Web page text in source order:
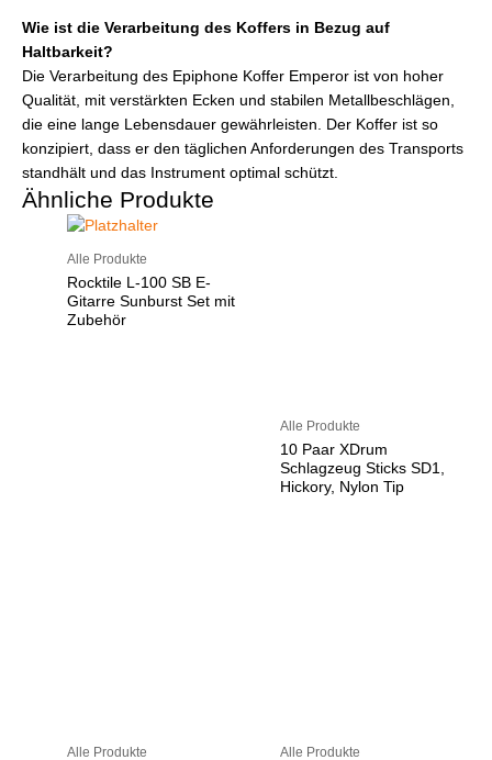
Wie ist die Verarbeitung des Koffers in Bezug auf
Haltbarkeit?
Die Verarbeitung des Epiphone Koffer Emperor ist von hoher
Qualität, mit verstärkten Ecken und stabilen Metallbeschlägen,
die eine lange Lebensdauer gewährleisten. Der Koffer ist so
konzipiert, dass er den täglichen Anforderungen des Transports
standhält und das Instrument optimal schützt.
Ähnliche Produkte
Alle Produkte
Rocktile L-100 SB E-
Gitarre Sunburst Set mit
Zubehör
Alle Produkte
10 Paar XDrum
Schlagzeug Sticks SD1,
Hickory, Nylon Tip
Alle Produkte Alle Produkte